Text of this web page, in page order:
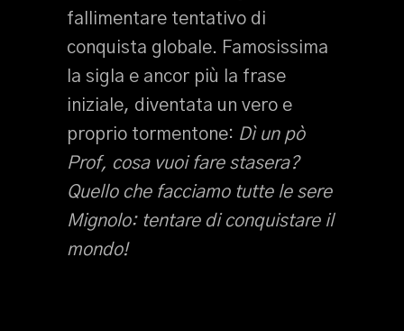
fallimentare tentativo di
conquista globale. Famosissima
la sigla e ancor più la frase
iniziale, diventata un vero e
proprio tormentone: Dì un pò
Prof, cosa vuoi fare stasera?
Quello che facciamo tutte le sere
Mignolo: tentare di conquistare il
mondo!